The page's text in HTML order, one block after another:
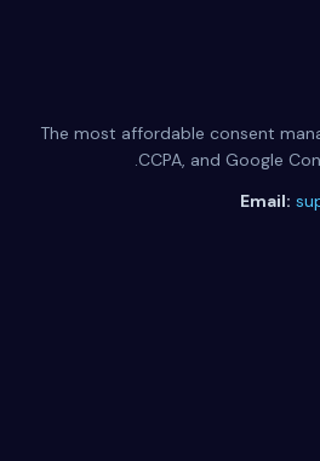
The most affordable consent
CCPA, and Google
Email: